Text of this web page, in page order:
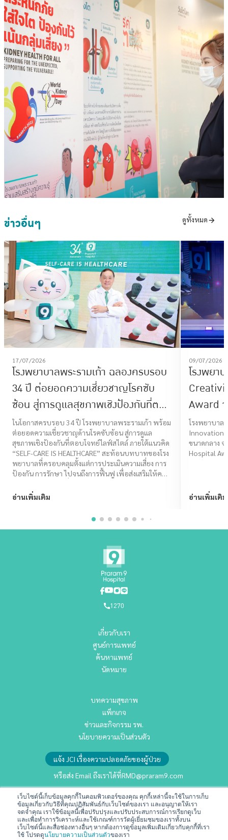
เว็บไซต์นี้เก็บข้อมูลคุกกี้ในคอมพิวเตอร์ของคุณ คุกกี้เหล่านี้จะใช้ในการเก็บ
ข้อมูลเกี่ยวกับวิธีที่คุณปฏิสัมพันธ์กับเว็บไซต์ของเรา และอนุญาตให้เรา
จดจำคุณ เราใช้ข้อมูลนี้เพื่อปรับปรุงและปรับประสบการณ์การเรียกดูเว็บ
และเพื่อทำการวิเคราะห์และใช้เกณฑ์การวัดผู้เยี่ยมชมของเราทั้งบน
เว็บไซต์นี้และสื่อช่องทางอื่นๆ หากต้องการดูข้อมูลเพิ่มเติมเกี่ยวกับคุกกี้ที่เรา
ใช้ โปรดดูนโยบายความเป็นส่วนตัวของเรา
ข่าวอื่นๆ ดูทั้งหมด
17/07/2026
โรงพยาบาลพระรามเก้า ฉลองครบรอบ
34 ปี ต่อยอดความเชี่ยวชาญโรคซับ
ซ้อน สู่การดูแลสุขภาพเชิงป้องกันที่ตอบ
โจทย์ไลฟ์สไตล์ ภายใต้แนวคิด “SELF-
CARE IS HEALTHCARE”
ในโอกาสครบรอบ 34 ปี โรงพยาบาลพระรามเก้า พร้อม
ต่อยอดความเชี่ยวชาญด้านโรคซับซ้อน สู่การดูแล
สุขภาพเชิงป้องกันที่ตอบโจทย์ไลฟ์สไตล์ ภายใต้แนวคิด
“SELF-CARE IS HEALTHCARE” สะท้อนบทบาทของโรง
พยาบาลที่ครอบคลุมตั้งแต่การประเมินความเสี่ยง การ
ป้องกัน การรักษา ไปจนถึงการฟื้นฟู เพื่อส่งเสริมให้คน
อ่านเพิ่มเติม
09/07/2026
โรงพยา
Award
โรงพยาบาล
Innovation
ขนาดกลาง จ
Hospital
อ่านเพิ่มเติม
1270
เกี่ยวกับเรา
ศูนย์การแพทย์
ค้นหาแพทย์
นัดหมาย
บทความสุขภาพ
แพ็กเกจ
ข่าวและกิจกรรม รพ.
นโยบายความเป็นส่วนตัว
แจ้ง JCI เรื่องความปลอดภัยของผู้ป่วย
หรือส่ง Email ถึงเราได้ที่RMD@praram9.com
นักลงทุนสัมพันธ์
การพัฒนาอย่างยั่งยืน
ร่วมงานกับเรา